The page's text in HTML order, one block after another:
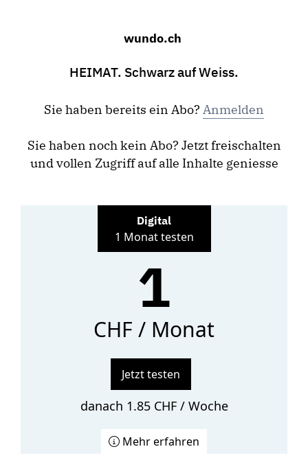
wundo.ch
HEIMAT. Schwarz auf Weiss.
Sie haben bereits ein Abo? Anmelden
Sie haben noch kein Abo? Jetzt freischalten
und vollen Zugriff auf alle Inhalte geniesse
Digital
1 Monat testen
1
CHF / Monat
Jetzt testen
danach 1.85 CHF / Woche
Mehr erfahren